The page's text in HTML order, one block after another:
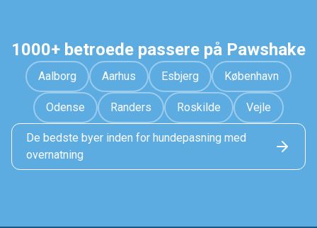
1000+ betroede passere på Pawshake
Aalborg Aarhus Esbjerg København
Odense Randers Roskilde Vejle
De bedste byer inden for hundepasning med
overnatning